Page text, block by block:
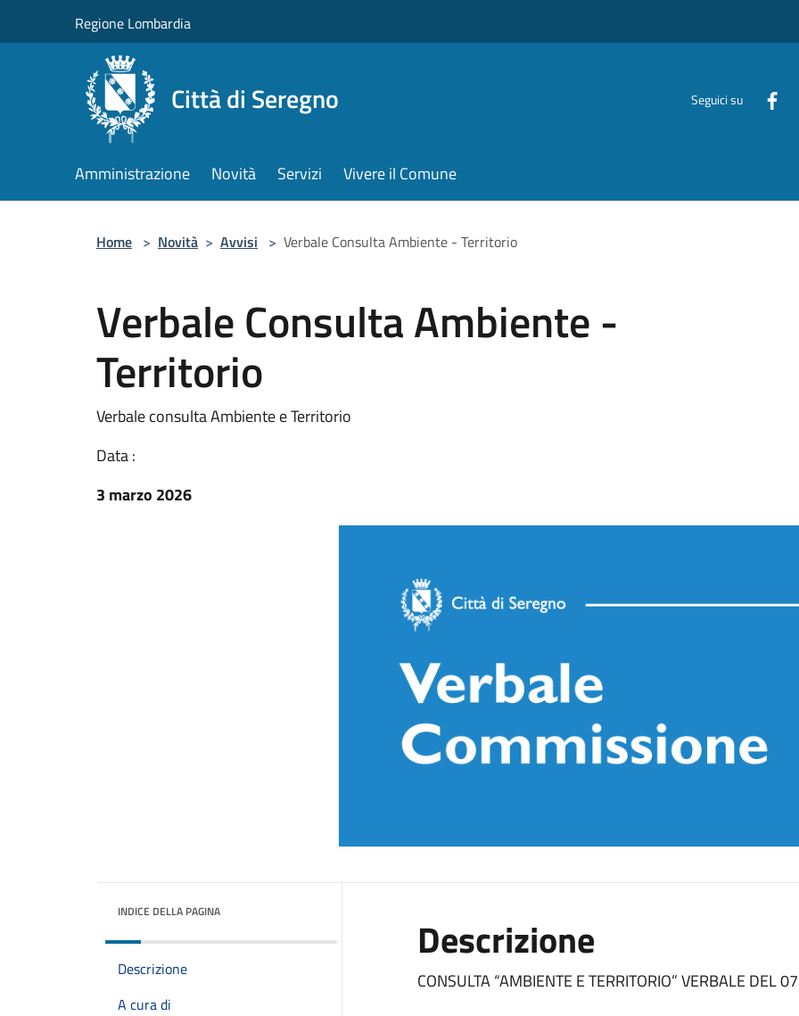
Regione Lombardia
Città di Seregno Seguici su
Amministrazione Novità Servizi Vivere il Comune
Home > Novità > Avvisi > Verbale Consulta Ambiente - Territorio
Verbale Consulta Ambiente -
Territorio
Verbale consulta Ambiente e Territorio
Data :
3 marzo 2026
INDICE DELLA PAGINA
Descrizione
A cura di
Descrizione
CONSULTA “AMBIENTE E TERRITORIO” VERBALE DEL